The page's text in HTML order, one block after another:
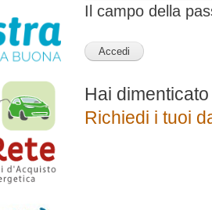
Il campo della
Hai
Richiedi i tuoi